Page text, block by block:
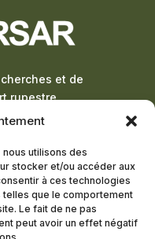
utilisons des
stocker et/ou accéder aux
à ces technologies
que le comportement
Le fait de ne pas
peut avoir un effet négatif
et de
rupestre